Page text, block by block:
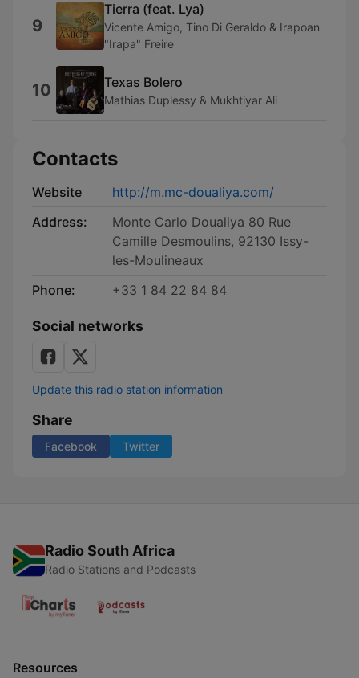
9
Tierra (feat. Lya)
Vicente Amigo, Tino Di Geraldo & Irapoan
"Irapa" Freire
10 Texas Bolero
Mathias Duplessy & Mukhtiyar Ali
Contacts
Website
http://m.mc-doualiya.com/
Address:
Monte Carlo Doualiya 80 Rue
Camille Desmoulins, 92130 Issy-
les-Moulineaux
Phone:
+33 1 84 22 84 84
Social networks
Update this radio station information
Share
Facebook Twitter
Radio South Africa
Radio Stations and Podcasts
Resources